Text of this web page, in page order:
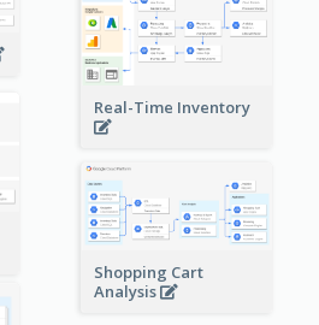
Real-Time Inventory
Shopping Cart
Analysis